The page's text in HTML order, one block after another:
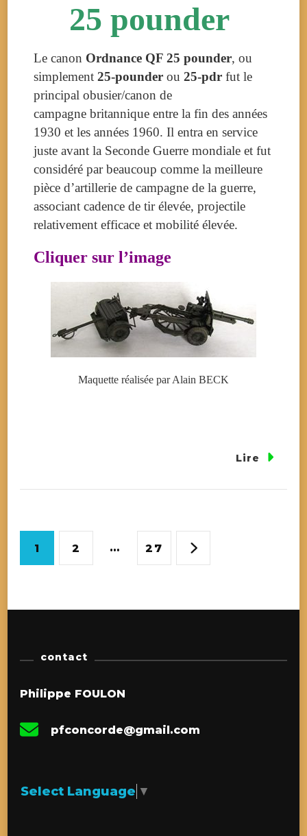
25 pounder
Le canon Ordnance QF 25 pounder, ou
simplement 25-pounder ou 25-pdr fut le
principal obusier/canon de
campagne britannique entre la fin des années
1930 et les années 1960. Il entra en service
juste avant la Seconde Guerre mondiale et fut
considéré par beaucoup comme la meilleure
pièce d’artillerie de campagne de la guerre,
associant cadence de tir élevée, projectile
relativement efficace et mobilité élevée.
Cliquer sur l’image
Maquette réalisée par Alain BECK
Lire
Navigation
articles
Page
1 Page
2 … Page
27
contact
Philippe FOULON
pfconcorde@gmail.com
Select Language ▼